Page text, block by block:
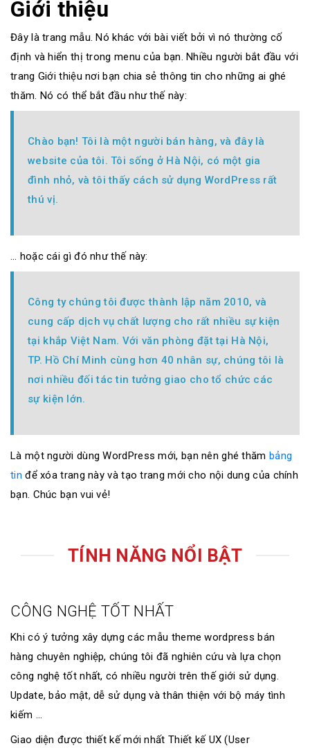
Giới thiệu
Đây là trang mẫu. Nó khác với bài viết bởi vì nó thường cố
định và hiển thị trong menu của bạn. Nhiều người bắt đầu với
trang Giới thiệu nơi bạn chia sẻ thông tin cho những ai ghé
thăm. Nó có thể bắt đầu như thế này:
Chào bạn! Tôi là một người bán hàng, và đây là
website của tôi. Tôi sống ở Hà Nội, có một gia
đình nhỏ, và tôi thấy cách sử dụng WordPress rất
thú vị.
… hoặc cái gì đó như thế này:
Công ty chúng tôi được thành lập năm 2010, và
cung cấp dịch vụ chất lượng cho rất nhiều sự kiện
tại khắp Việt Nam. Với văn phòng đặt tại Hà Nội,
TP. Hồ Chí Minh cùng hơn 40 nhân sự, chúng tôi là
nơi nhiều đối tác tin tưởng giao cho tổ chức các
sự kiện lớn.
Là một người dùng WordPress mới, bạn nên ghé thămbảng
tin để xóa trang này và tạo trang mới cho nội dung của chính
bạn. Chúc bạn vui vẻ!
TÍNH NĂNG NỔI BẬT
CÔNG NGHỆ TỐT NHẤT
Khi có ý tưởng xây dựng các mẫu theme wordpress bán
hàng chuyên nghiệp, chúng tôi đã nghiên cứu và lựa chọn
công nghệ tốt nhất, có nhiều người trên thế giới sử dụng.
Update, bảo mật, dễ sử dụng và thân thiện với bộ máy tình
kiếm ...
Giao diện được thiết kế mới nhất Thiết kế UX (User